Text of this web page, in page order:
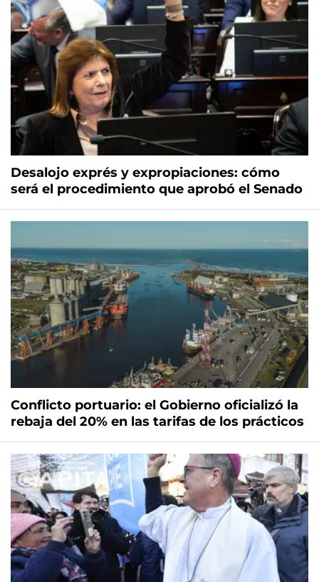
Desalojo exprés y expropiaciones: cómo
será el procedimiento que aprobó el Senado
Conflicto portuario: el Gobierno oficializó la
rebaja del 20% en las tarifas de los prácticos